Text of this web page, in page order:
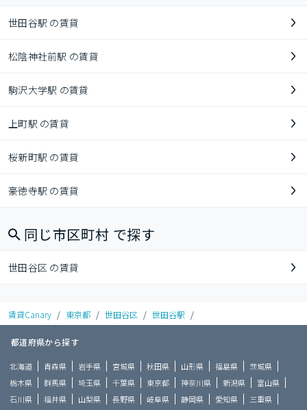
世田谷駅 の賃貸
松陰神社前駅 の賃貸
駒沢大学駅 の賃貸
上町駅 の賃貸
桜新町駅 の賃貸
豪徳寺駅 の賃貸
同じ市区町村 で探す
世田谷区 の賃貸
賃貸Canary / 東京都 / 世田谷区 / 世田谷駅 /
都道府県から探す
北海道 青森県 岩手県 宮城県 秋田県 山形県 福島県
茨城県
栃木県
群馬県 埼玉県 千葉県 東京都 神奈川県 新潟県
富山県
石川県
福井県 山梨県 長野県 岐阜県 静岡県 愛知県 三重県